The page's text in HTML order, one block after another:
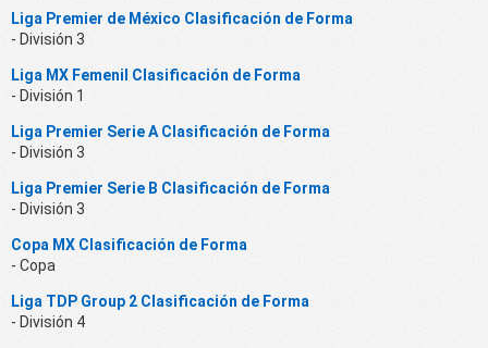
Liga Premier de México Clasificación de Forma
- División 3
Liga MX Femenil Clasificación de Forma
- División 1
Liga Premier Serie A Clasificación de Forma
- División 3
Liga Premier Serie B Clasificación de Forma
- División 3
Copa MX Clasificación de Forma
- Copa
Liga TDP Group 2 Clasificación de Forma
- División 4